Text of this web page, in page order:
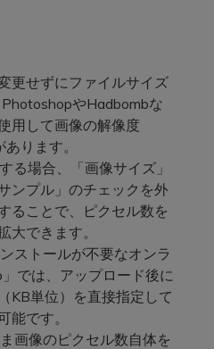
更せずにファイルサイズ
PhotoshopやHadbombな
用して画像の解像度
ります。
場合、「画像サイズ」
ンプル」のチェックを外
ることで、ピクセル数を
大できます。
ストールが不要なオンラ
では、アップロード後に
KB単位）を直接指定して
能です。
画像のピクセル数自体を